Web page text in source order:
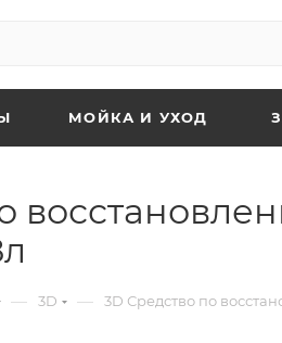
МОЙКА И УХОД
— 3D — 3D Средство по